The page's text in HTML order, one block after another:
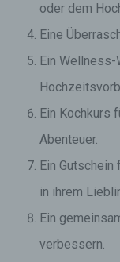
oder dem
Eine
Ein Wellness-
Ein Kochkurs
Abenteuer.
Ein
in ihrem
Ein
verbessern.